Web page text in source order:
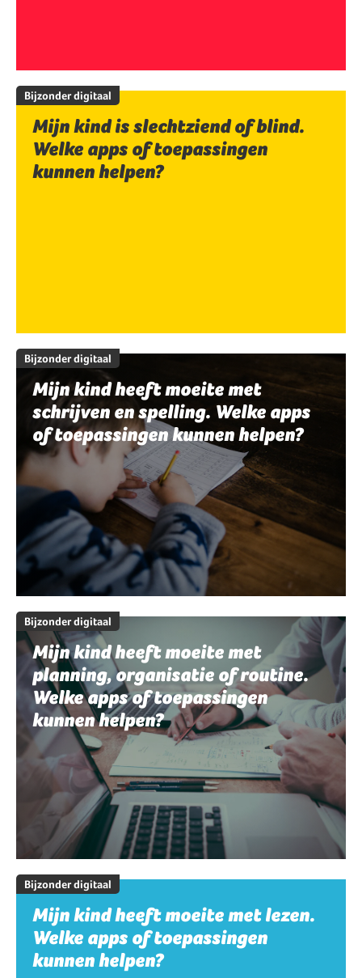
Bijzonder digitaal
Mijn kind is slechtziend of blind.
Welke apps of toepassingen
kunnen helpen?
Bijzonder digitaal
Mijn kind heeft moeite met
schrijven en spelling. Welke apps
of toepassingen kunnen helpen?
Bijzonder digitaal
Mijn kind heeft moeite met
planning, organisatie of routine.
Welke apps of toepassingen
kunnen helpen?
Bijzonder digitaal
Mijn kind heeft moeite met lezen.
Welke apps of toepassingen
kunnen helpen?